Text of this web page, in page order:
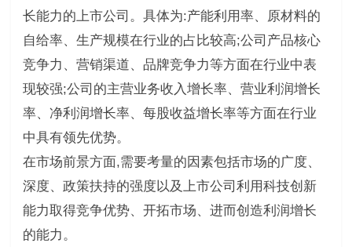
长能力的上市公司。具体为:产能利用率、原材料的
自给率、生产规模在行业的占比较高;公司产品核心
竞争力、营销渠道、品牌竞争力等方面在行业中表
现较强;公司的主营业务收入增长率、营业利润增长
率、净利润增长率、每股收益增长率等方面在行业
中具有领先优势。
在市场前景方面,需要考量的因素包括市场的广度、
深度、政策扶持的强度以及上市公司利用科技创新
能力取得竞争优势、开拓市场、进而创造利润增长
的能力。